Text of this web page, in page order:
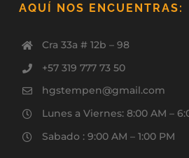
AQUÍ NOS ENCUENTRAS:
Cra 33a # 12b – 98
+57 319 777 73 50
hgstempen@gmail.com
Lunes a Viernes: 8:00 AM –
Sabado : 9:00 AM – 1:00 PM